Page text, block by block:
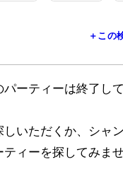
＋この
パーティーは終了し
しいただくか、シャ
ティーを探してみま